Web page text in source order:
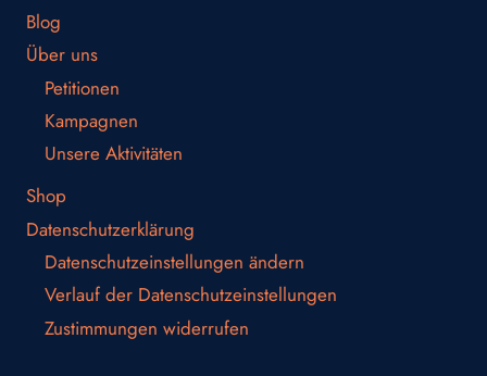
Blog
Über uns
Petitionen
Kampagnen
Unsere Aktivitäten
Shop
Datenschutzerklärung
Datenschutzeinstellungen ändern
Verlauf der Datenschutzeinstellungen
Zustimmungen widerrufen